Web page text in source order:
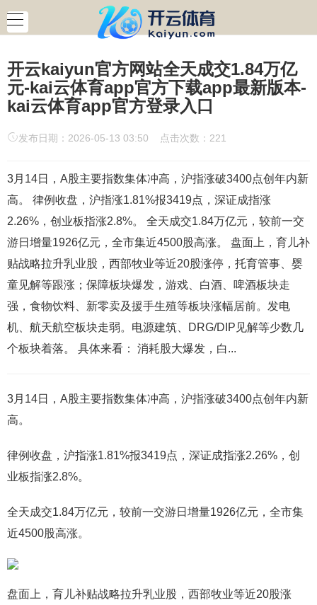
开云kaiyun官方网站全天成交1.84万亿
元-kai云体育app官方下载app最新版本-
kai云体育app官方登录入口
发布日期：2026-05-13 03:50 点击次数：221
3月14日，A股主要指数集体冲高，沪指涨破3400点创年内新
高。 律例收盘，沪指涨1.81%报3419点，深证成指涨
2.26%，创业板指涨2.8%。 全天成交1.84万亿元，较前一交
游日增量1926亿元，全市集近4500股高涨。 盘面上，育儿补
贴战略拉升乳业股，西部牧业等近20股涨停，托育管事、婴
童见解等跟涨；保障板块爆发，游戏、白酒、啤酒板块走
强，食物饮料、新零卖及援手生殖等板块涨幅居前。发电
机、航天航空板块走弱。电源建筑、DRG/DIP见解等少数几
个板块着落。 具体来看： 消耗股大爆发，白...
3月14日，A股主要指数集体冲高，沪指涨破3400点创年内新
高。
律例收盘，沪指涨1.81%报3419点，深证成指涨2.26%，创
业板指涨2.8%。
全天成交1.84万亿元，较前一交游日增量1926亿元，全市集
近4500股高涨。
盘面上，育儿补贴战略拉升乳业股，西部牧业等近20股涨